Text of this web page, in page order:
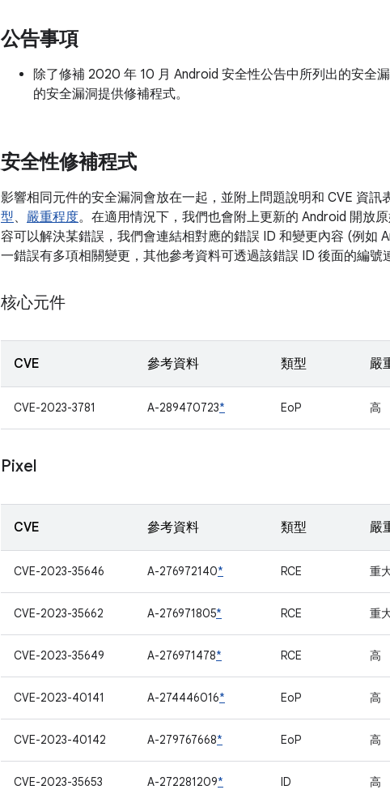
公告事項
除了修補 2020 年 10 月 Android 安全性公告中所列出的安全
的安全漏洞提供修補程式。
安全性修補程式
影響相同元件的安全漏洞會放在一起，並附上問題說明和 CVE 資訊
型、 嚴重程度。在適用情況下，我們也會附上更新的 Android 開放
容可以解決某錯誤，我們會連結相對應的錯誤 ID 和變更內容 (例如
一錯誤有多項相關變更，其他參考資料可透過該錯誤 ID 後面的編號
核心元件
CVE 參考資料 類型 嚴
CVE-2023-3781 A-289470723* EoP 高
Pixel
CVE 參考資料 類型 嚴
CVE-2023-35646 A-276972140* RCE 重
CVE-2023-35662 A-276971805* RCE 重
CVE-2023-35649 A-276971478* RCE 高
CVE-2023-40141 A-274446016* EoP 高
CVE-2023-40142 A-279767668* EoP 高
CVE-2023-35653 A-272281209* ID 高